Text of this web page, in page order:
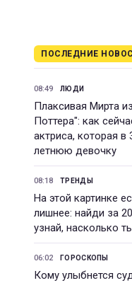
ПОСЛЕДНИЕ
08:49 ЛЮДИ
Плаксивая Мирта
Поттера": как
актриса, которая в
летнюю девочку
08:18 ТРЕНДЫ
На этой картинке
лишнее: найди за
узнай, насколько
06:02 ГОРОСКОПЫ
Кому улыбнется